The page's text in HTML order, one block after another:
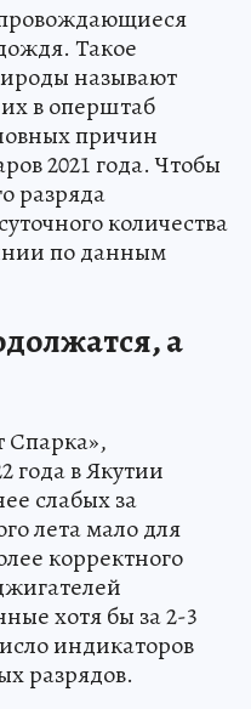
Такое
называют
в оперштаб
причин
2021 года. Чтобы
разряда
количества
по данным
а
Спарка»,
года в Якутии
слабых за
лета мало для
корректного
хотя бы за 2-3
индикаторов
разрядов.